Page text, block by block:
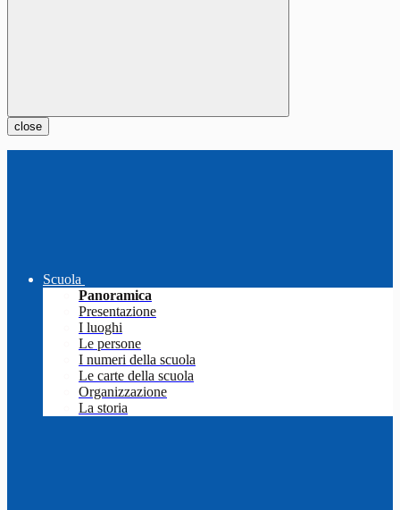
close
Scuola
Panoramica
Presentazione
I luoghi
Le persone
I numeri della scuola
Le carte della scuola
Organizzazione
La storia